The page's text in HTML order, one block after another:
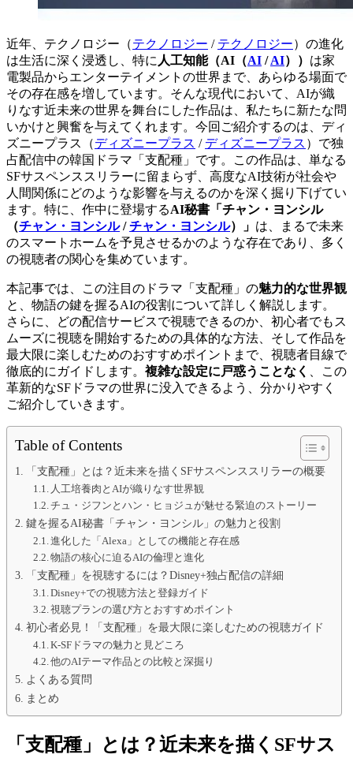
近年、 テクノロジー（テクノロジー / テクノロジー） の進化
は生活に深く浸透し、特に 人工知能（AI（AI /AI） ） は家
電製品からエンターテイメントの世界まで、あらゆる場面で
その存在感を増しています。そんな現代において、AIが織
りなす近未来の世界を舞台にした作品は、私たちに新たな問
いかけと興奮を与えてくれます。今回ご紹介するのは、 ディ
ズニープラス（ディズニープラス / ディズニープラス ） で独
占配信中の韓国ドラマ「支配種」です。この作品は、単なる
SFサスペンススリラーに留まらず、高度なAI技術が社会や
人間関係にどのような影響を与えるのかを深く掘り下げてい
ます。特に、作中に登場するAI秘書「 チャン・ヨンシル
（チャン・ヨンシル/チャン・ヨンシル） 」 は、まるで未来
のスマートホームを予見させるかのような存在であり、多く
の視聴者の関心を集めています。
本記事では、この注目のドラマ「支配種」の魅力的な世界観
と、物語の鍵を握るAIの役割について詳しく解説します。
さらに、どの配信サービスで視聴できるのか、初心者でもス
ムーズに視聴を開始するための具体的な方法、そして作品を
最大限に楽しむためのおすすめポイントまで、視聴者目線で
徹底的にガイドします。 複雑な設定に戸惑うことなく
、この
革新的なSFドラマの世界に没入できるよう、分かりやすく
ご紹介していきます。
Table of Contents
「支配種」とは？近未来を描くSFサスペンススリラーの概要
人工培養肉とAIが織りなす世界観
チュ・ジフンとハン・ヒョジュが魅せる緊迫のストーリー
鍵を握るAI秘書「チャン・ヨンシル」の魅力と役割
進化した「Alexa」としての機能と存在感
物語の核心に迫るAIの倫理と進化
「支配種」を視聴するには？Disney+独占配信の詳細
Disney+での視聴方法と登録ガイド
視聴プランの選び方とおすすめポイント
初心者必見！「支配種」を最大限に楽しむための視聴ガイド
K-SFドラマの魅力と見どころ
他のAIテーマ作品との比較と深掘り
よくある質問
まとめ
「支配種」とは？近未来を描くSFサス